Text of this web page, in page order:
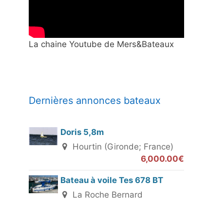
La chaine Youtube de Mers&Bateaux
Dernières annonces bateaux
Doris 5,8m
Hourtin (Gironde; France)
6,000.00€
Bateau à voile Tes 678 BT
La Roche Bernard